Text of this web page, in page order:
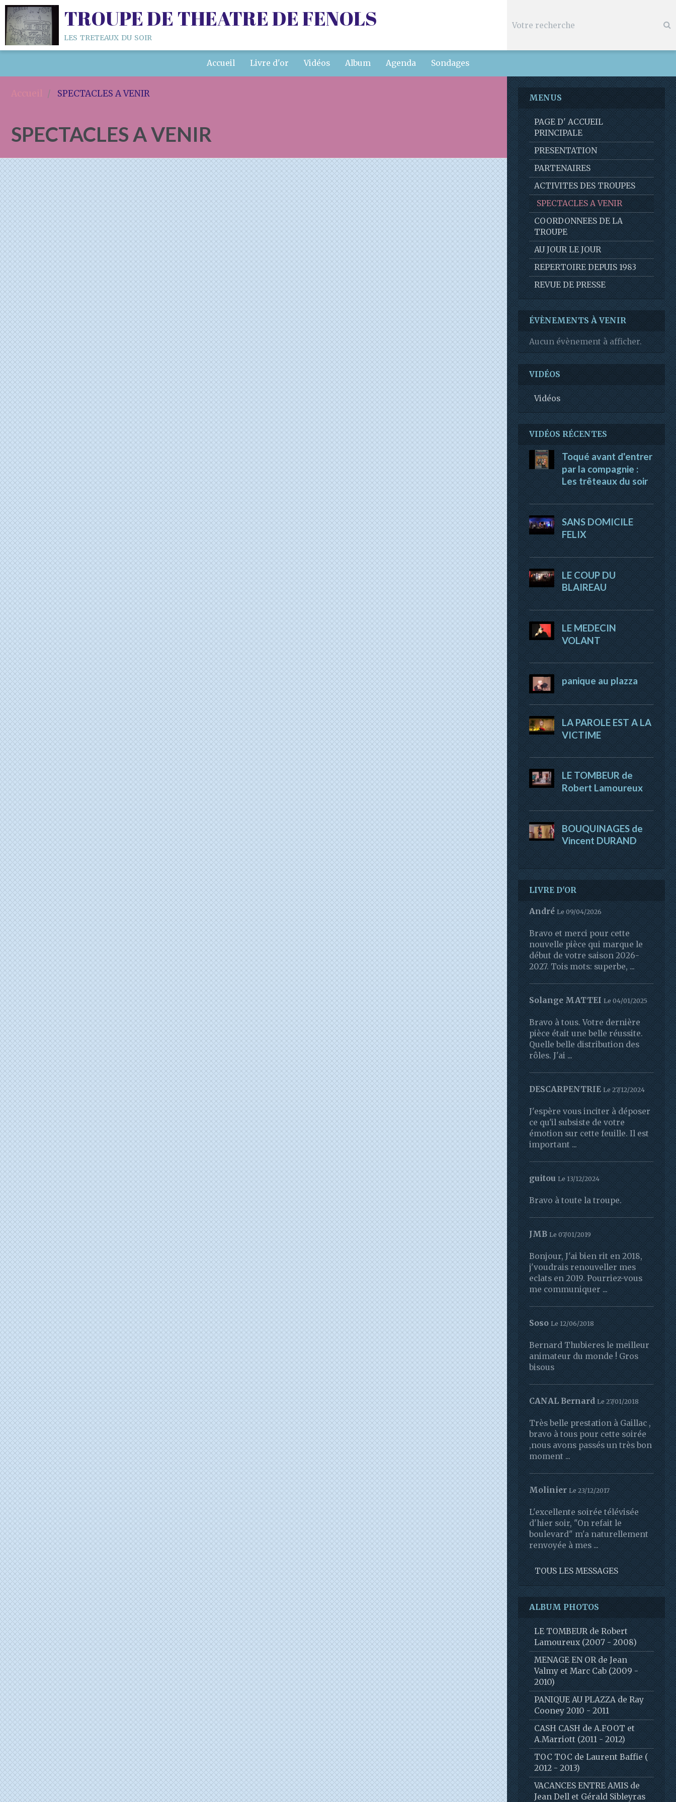
TROUPE DE THEATRE DE FENOLS
les treteaux du soir
Accueil Livre d'or Vidéos Album Agenda Sondages
SPECTACLES A VENIR
SPECTACLES A VENIR
MENUS
PAGE D' ACCUEIL
PRINCIPALE
PRESENTATION
PARTENAIRES
ACTIVITES DES TROUPES
SPECTACLES A VENIR
COORDONNEES DE LA
TROUPE
AU JOUR LE JOUR
REPERTOIRE DEPUIS 1983
REVUE DE PRESSE
ÉVÈNEMENTS À VENIR
Aucun évènement à afficher.
VIDÉOS
Vidéos
VIDÉOS RÉCENTES
Toqué avant d'entrer
par la compagnie :
Les trêteaux du soir
SANS DOMICILE
FELIX
LE COUP DU
BLAIREAU
LE MEDECIN
VOLANT
panique au plazza
LA PAROLE EST A LA
VICTIME
LE TOMBEUR de
Robert Lamoureux
BOUQUINAGES de
Vincent DURAND
LIVRE D'OR
André Le 09/04/2026
Bravo et merci pour cette
nouvelle pièce qui marque le
début de votre saison 2026-
2027. Tois mots: superbe, ...
Solange MATTEI Le 04/01/2025
Bravo à tous. Votre dernière
pièce était une belle réussite.
Quelle belle distribution des
rôles. J'ai ...
DESCARPENTRIE Le 27/12/2024
J'espère vous inciter à déposer
ce qu'il subsiste de votre
émotion sur cette feuille. Il est
important ...
guitou Le 13/12/2024
Bravo à toute la troupe.
JMB Le 07/01/2019
Bonjour, J'ai bien rit en 2018,
j'voudrais renouveller mes
eclats en 2019. Pourriez-vous
me communiquer ...
Soso Le 12/06/2018
Bernard Thubieres le meilleur
animateur du monde ! Gros
bisous
CANAL Bernard Le 27/01/2018
Très belle prestation à Gaillac ,
bravo à tous pour cette soirée
,nous avons passés un très bon
moment ...
Molinier Le 23/12/2017
L'excellente soirée télévisée
d'hier soir, "On refait le
boulevard" m'a naturellement
renvoyée à mes ...
TOUS LES MESSAGES
ALBUM PHOTOS
LE TOMBEUR de Robert
Lamoureux (2007 - 2008)
MENAGE EN OR de Jean
Valmy et Marc Cab (2009 -
2010)
PANIQUE AU PLAZZA de Ray
Cooney 2010 - 2011
CASH CASH de A.FOOT et
A.Marriott (2011 - 2012)
TOC TOC de Laurent Baffie (
2012 - 2013)
VACANCES ENTRE AMIS de
Jean Dell et Gérald Sibleyras